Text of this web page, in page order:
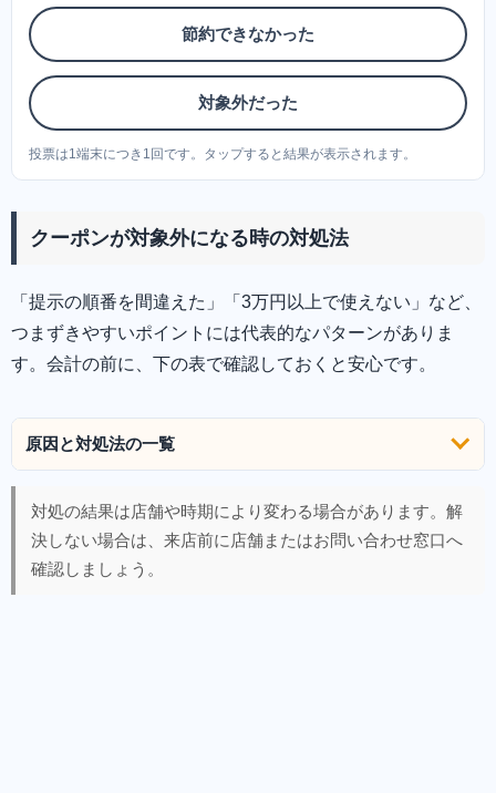
節約できなかった
対象外だった
投票は1端末につき1回です。タップすると結果が表示されます。
クーポンが対象外になる時の対処法
「提示の順番を間違えた」「3万円以上で使えない」など、
つまずきやすいポイントには代表的なパターンがありま
す。会計の前に、下の表で確認しておくと安心です。
原因と対処法の一覧
対処の結果は店舗や時期により変わる場合があります。解
決しない場合は、来店前に店舗またはお問い合わせ窓口へ
確認しましょう。